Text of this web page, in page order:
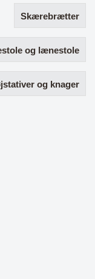
Skærebrætter
og lænestole
og knager